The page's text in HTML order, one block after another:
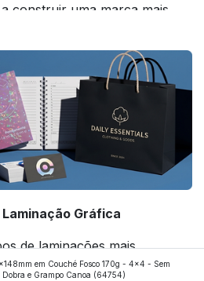
construir uma marca mais
Gráfica
de laminações mais
da gráfica FuturaIM? Então,
em Couché Fosco 170g - 4x4 - Sem
Dobra e Grampo Canoa (64754)